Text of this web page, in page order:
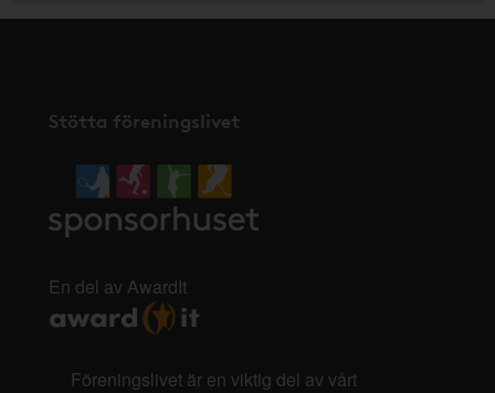
Stötta föreningslivet
En del av AwardIt
Föreningslivet är en viktig del av vårt